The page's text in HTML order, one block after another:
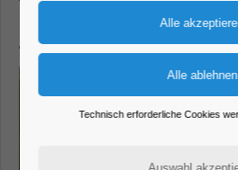
Technisch erforderliche Cookies